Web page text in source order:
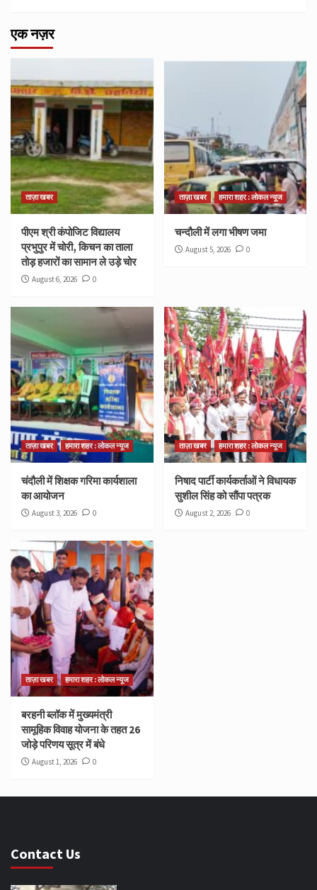
एक नज़र
ताज़ा खबर
पीएम श्री कंपोजिट विद्यालय
प्रभुपुर में चोरी, किचन का ताला
तोड़ हजारों का सामान ले उड़े चोर
August 6, 2026 0
ताज़ा खबर हमारा शहर : लोकल न्यूज
चन्दौली में लगा भीषण जमा
August 5, 2026 0
ताज़ा खबर हमारा शहर : लोकल न्यूज
चंदौली में शिक्षक गरिमा कार्यशाला
का आयोजन
August 3, 2026 0
ताज़ा खबर हमारा शहर : लोकल न्यूज
निषाद पार्टी कार्यकर्ताओं ने विधायक
सुशील सिंह को सौंपा पत्रक
August 2, 2026 0
ताज़ा खबर हमारा शहर : लोकल न्यूज
बरहनी ब्लॉक में मुख्यमंत्री
सामूहिक विवाह योजना के तहत 26
जोड़े परिणय सूत्र में बंधे
August 1, 2026 0
Contact Us